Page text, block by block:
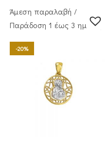
Άμεση παραλαβή /
Παράδoση 1 έως 3 ημέρες
-20%